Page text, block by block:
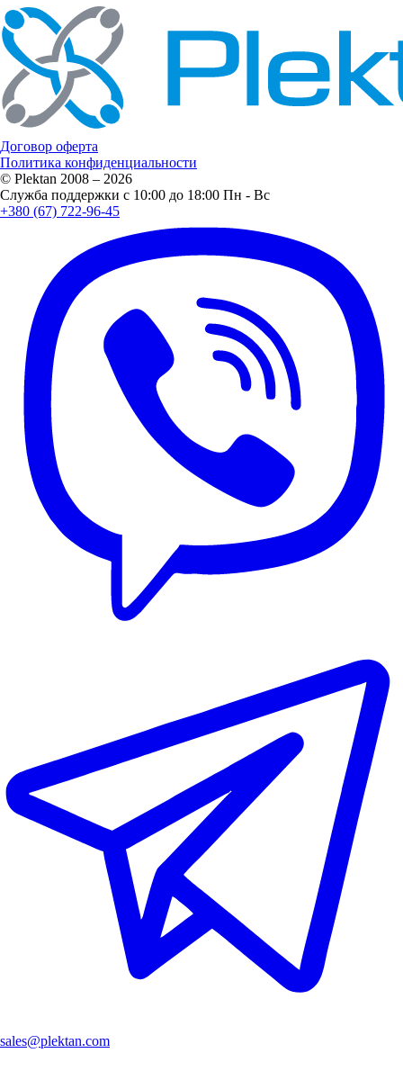
Договор оферта
Политика конфиденциальности
© Plektan 2008 – 2026
Служба поддержки с 10:00 до 18:00 Пн - Вс
+380 (67) 722-96-45
sales@plektan.com